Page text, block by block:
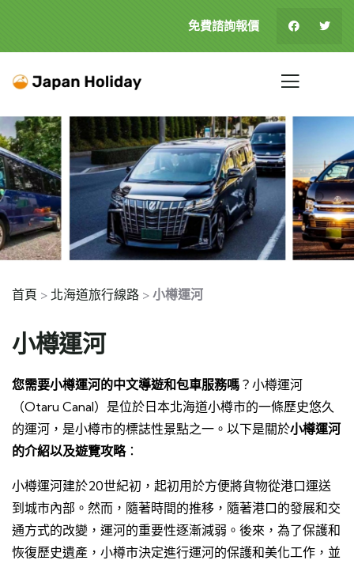
免費諮詢報價
首頁 > 北海道旅行線路 > 小樽運河
小樽運河
您需要小樽運河的中文導遊和包車服務嗎 ？小樽運河
（Otaru Canal）是位於日本北海道小樽市的一條歷史悠久
的運河，是小樽市的標誌性景點之一。以下是關於小樽運河
的介紹以及遊覽攻略：
小樽運河建於20世紀初，起初用於方便將貨物從港口運送
到城市內部。然而，隨著時間的推移，隨著港口的發展和交
通方式的改變，運河的重要性逐漸減弱。後來，為了保護和
恢復歷史遺產，小樽市決定進行運河的保護和美化工作，並